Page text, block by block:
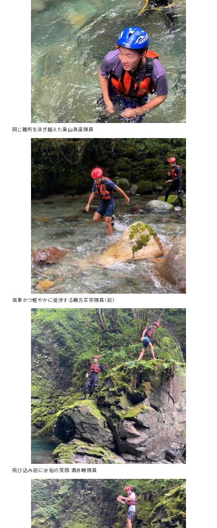
同じ難所を泳ぎ越えた奥山眞宙隊員
慎重かつ軽やかに徒渉する勝方正宗隊員（前）
飛び込み前に余裕の笑顔 酒井瞭隊員